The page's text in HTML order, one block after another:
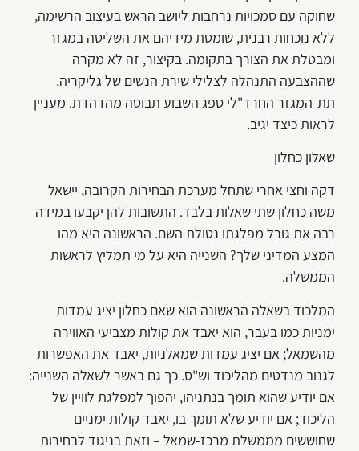
שחוקה עם סמכויות נרחבות ליושב הראש בעיצוב הרשימה,
ללא נוכחות רבנית, שומטת מידיהם את השליטה במגזר
ומבטלת את הצורך בתקומה. בקיצור, זה לא מקרה
שההצבעה התנהלה לצלילי שירת הנשים של גליקריה.
תת-המגזר החרד"לי ספג השבוע תבוסה מהדהדת. מעניין
לראות כיצד יגיב.
שאלון כחלון
דקה וחצי אחרי שתחל מערכת הבחירות הקרובה, יישאל
משה כחלון שתי שאלות בלבד. התשובות להן יקבעו במידה
רבה את גורל מפלגתו נטולת השם. הראשונה היא מהו
המצע המדיני שלך? השנייה היא על מי תמליץ לראשות
הממשלה.
המלכוד בשאלה הראשונה הוא שאם כחלון יציג עמדות
ימניות כמו בעבר, הוא יאבד את קולות מצביעי האווירה
מהשמאל; אם יציג עמדות שמאלניות, יאבד את האפשרות
לגנוב מנדטים מהליכוד וש"ס. כך גם באשר לשאלה השנייה:
אם יודיע שהוא תומך בנתניהו, יהפוך למפלגת לוויין של
הליכוד; אם יודיע שלא תומך בו, יאבד קולות ימניים
שחוששים מממשלת מרכז-שמאל – וזאת בניגוד לבחירות